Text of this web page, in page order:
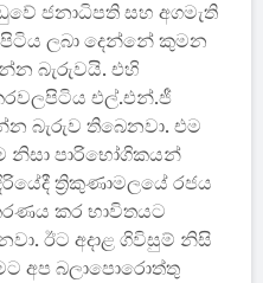
ජනාධිපති සහ අගමැති
ලබා දෙන්නේ කුමන
බැරුවයි. එහි
එල්.එන්.ජී
බැරුව තිබෙනවා. එම
නිසා පාරිභෝගිකයන්
ත්‍රිකුණාමලයේ රජය
කර භාවිතයට
ඊට අදාළ ගිවිසුම් නිසි
අප බලාපොරොත්තු